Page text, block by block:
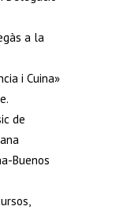
a la
i Cuina»
de
Buenos